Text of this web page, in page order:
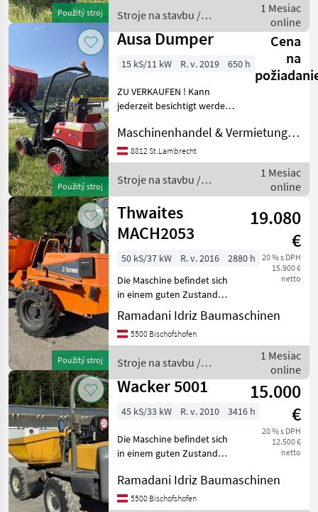
Použitý stroj
Stroje na stavbu /
Terex
1 Mesiac
online
Použitý stroj
Ausa Dumper
Cena
na
15 kS/11 kW R. v. 2019 650 h
ZU VERKAUFEN ! Kann
jederzeit besichtigt werden.
Für weiter Fragen bieten wir
gerne eine telefonische
Beratung unter - . Lieferu
Maschinenhandel & Vermietung Eder
8812 St.Lambrecht
Stroje na stavbu /
Ausa
1 Mesiac
online
Použitý stroj
Thwaites
MACH2053
19.080
€
20 % s DPH
15.900 €
netto
50 kS/37 kW R. v. 2016
2880 h
Die Maschine befindet sich
in einem guten Zustand
Stroje na stavbu Sklápacie
vozidlo
Ramadani Idriz Baumaschinen
5500 Bischofshofen
Stroje na stavbu /
Thwaites
1 Mesiac
online
Wacker 5001
15.000
€
20 % s DPH
12.500 €
netto
45 kS/33 kW R. v. 2010 3416 h
Die Maschine befindet sich
in einem guten Zustand
vozidlo
Ramadani Idriz Baumaschinen
5500 Bischofshofen